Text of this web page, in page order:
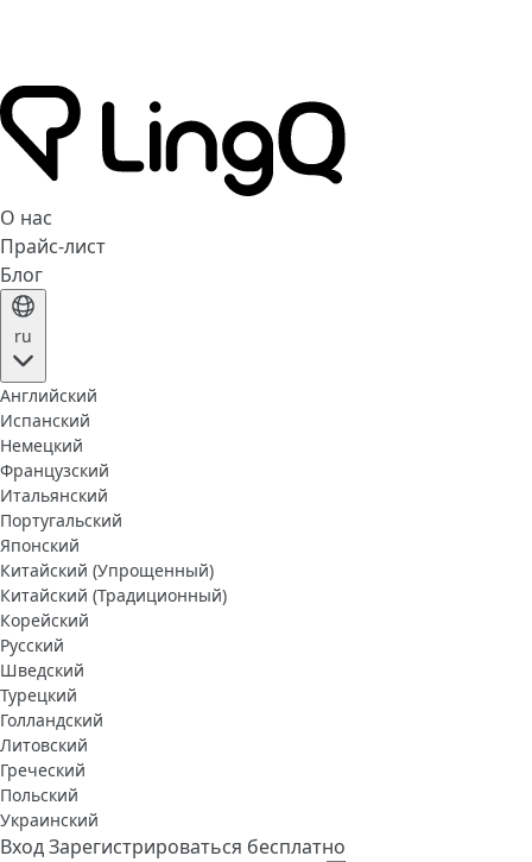
О нас
Прайс-лист
Блог
ru
Английский
Испанский
Немецкий
Французский
Итальянский
Португальский
Японский
Китайский (Упрощенный)
Китайский (Традиционный)
Корейский
Русский
Шведский
Турецкий
Голландский
Литовский
Греческий
Польский
Украинский
ВходЗарегистрироваться бесплатно